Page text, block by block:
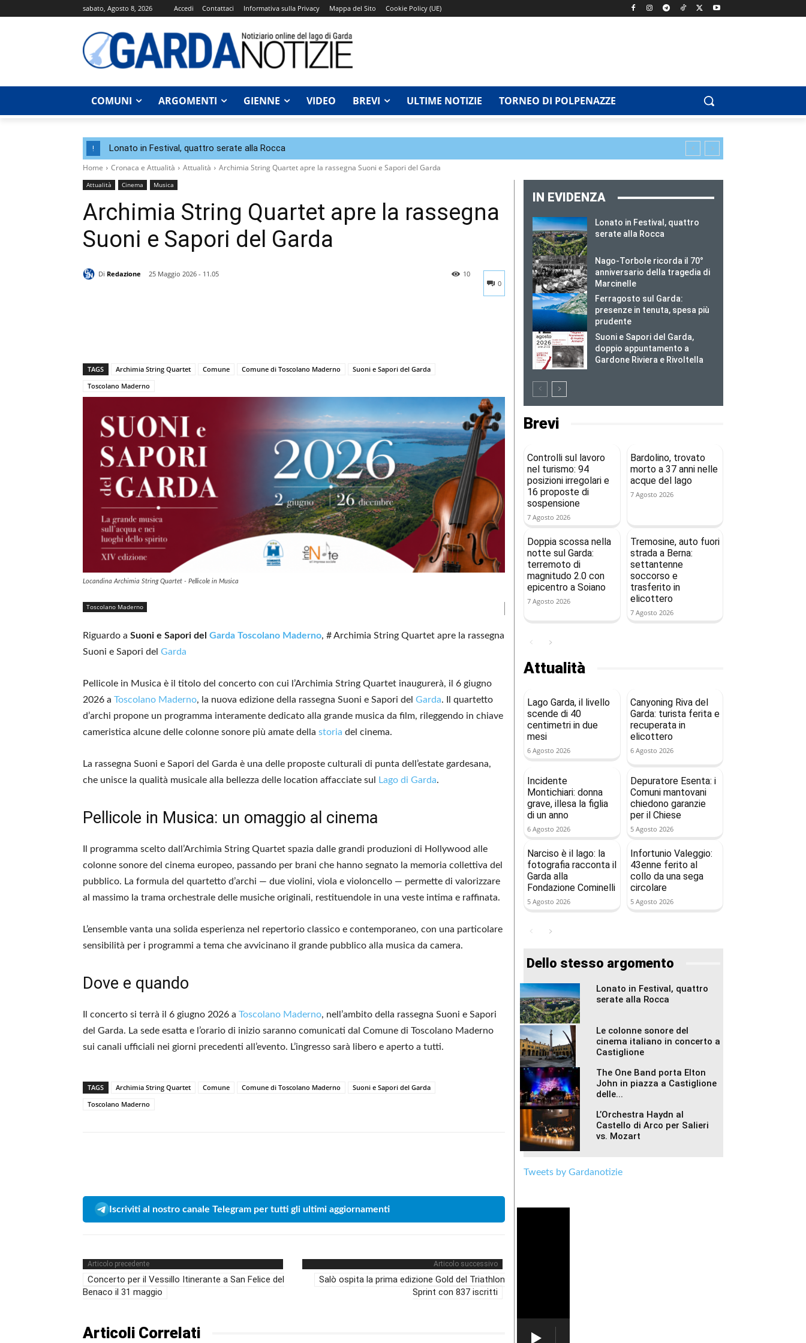
sabato, Agosto 8, 2026 Accedi Contattaci Informativa sulla Privacy Mappa del Sito Cookie Policy (UE)
COMUNI ARGOMENTI GIENNE VIDEO BREVI ULTIME NOTIZIE TORNEO DI POLPENAZZE
! Lonato in Festival, quattro serate alla Rocca
Home Cronaca e Attualità Attualità Archimia String Quartet apre la rassegna Suoni e Sapori del Garda
Attualità Cinema Musica
Archimia String Quartet apre la rassegna
Suoni e Sapori del Garda
Di Redazione
25 Maggio 2026 - 11.05
0
10
TAGS Archimia String Quartet Comune Comune di Toscolano Maderno
Suoni e Sapori del Garda
Toscolano Maderno
Locandina Archimia String Quartet - Pellicole in Musica
Toscolano Maderno
Riguardo a Suoni e Sapori del Garda Toscolano Maderno, # Archimia String Quartet apre la rassegna
Suoni e Sapori del Garda
Pellicole in Musica è il titolo del concerto con cui l’Archimia String Quartet inaugurerà, il 6 giugno
2026 a Toscolano Maderno, la nuova edizione della rassegna Suoni e Sapori del Garda. Il quartetto
d’archi propone un programma interamente dedicato alla grande musica da film, rileggendo in chiave
cameristica alcune delle colonne sonore più amate della storia del cinema.
La rassegna Suoni e Sapori del Garda è una delle proposte culturali di punta dell’estate gardesana,
che unisce la qualità musicale alla bellezza delle location affacciate sul
Lago di Garda.
Pellicole in Musica: un omaggio al cinema
Il programma scelto dall’Archimia String Quartet spazia dalle grandi produzioni di Hollywood alle
colonne sonore del cinema europeo, passando per brani che hanno segnato la memoria collettiva del
pubblico. La formula del quartetto d’archi — due violini, viola e violoncello — permette di valorizzare
al massimo la trama orchestrale delle musiche originali, restituendole in una veste intima e raffinata.
L’ensemble vanta una solida esperienza nel repertorio classico e contemporaneo, con una particolare
sensibilità per i programmi a tema che avvicinano il grande pubblico alla musica da camera.
Dove e quando
Il concerto si terrà il 6 giugno 2026 a Toscolano Maderno, nell’ambito della rassegna Suoni e Sapori
del Garda. La sede esatta e l’orario di inizio saranno comunicati dal Comune di Toscolano Maderno
sui canali ufficiali nei giorni precedenti all’evento. L’ingresso sarà libero e aperto a tutti.
TAGS Archimia String Quartet Comune Comune di Toscolano Maderno
Suoni e Sapori del Garda
Toscolano Maderno
Iscriviti al nostro canale Telegram per tutti gli ultimi aggiornamenti
Articolo precedente
Concerto per il Vessillo Itinerante a San Felice del
Benaco il 31 maggio
Articolo successivo
Salò ospita la prima edizione Gold del Triathlon
Sprint con 837 iscritti
Articoli Correlati
IN EVIDENZA
Lonato in Festival, quattro
serate alla Rocca
Nago-Torbole ricorda il 70°
anniversario della tragedia di
Marcinelle
Ferragosto sul Garda:
presenze in tenuta, spesa più
prudente
Suoni e Sapori del Garda,
doppio appuntamento a
Gardone Riviera e Rivoltella
Brevi
Controlli sul lavoro
nel turismo: 94
posizioni irregolari e
16 proposte di
sospensione
7 Agosto 2026
Bardolino, trovato
morto a 37 anni nelle
acque del lago
7 Agosto 2026
Doppia scossa nella
notte sul Garda:
terremoto di
magnitudo 2.0 con
epicentro a Soiano
7 Agosto 2026
Tremosine, auto fuori
strada a Berna:
settantenne
soccorso e
trasferito in
elicottero
7 Agosto 2026
Attualità
Lago Garda, il livello
scende di 40
centimetri in due
mesi
6 Agosto 2026
Canyoning Riva del
Garda: turista ferita e
recuperata in
elicottero
6 Agosto 2026
Incidente
Montichiari: donna
grave, illesa la figlia
di un anno
6 Agosto 2026
Depuratore Esenta: i
Comuni mantovani
chiedono garanzie
per il Chiese
5 Agosto 2026
Narciso è il lago: la
fotografia racconta il
Garda alla
Fondazione Cominelli
5 Agosto 2026
Infortunio Valeggio:
43enne ferito al
collo da una sega
circolare
5 Agosto 2026
Dello stesso argomento
Lonato in Festival, quattro
serate alla Rocca
Le colonne sonore del
cinema italiano in concerto a
Castiglione
The One Band porta Elton
John in piazza a Castiglione
delle...
L’Orchestra Haydn al
Castello di Arco per Salieri
vs. Mozart
Tweets by Gardanotizie